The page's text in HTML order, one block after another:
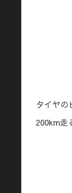
タイヤの
200km走